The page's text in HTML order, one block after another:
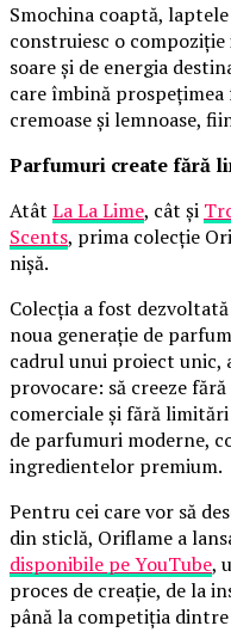
Smochina coaptă,
construiesc o
soare și de energia
care îmbină
cremoase și lemnoase,
Parfumuri create fără
Atât La La Lime, cât și
Scents, prima colecție
nișă.
Colecția a fost
noua generație de
cadrul unui proiect unic,
provocare: să creeze
comerciale și fără
de parfumuri moderne,
ingredientelor premium.
Pentru cei care vor să
din sticlă, Oriflame a
disponibile pe YouTube,
proces de creație, de la
până la competiția